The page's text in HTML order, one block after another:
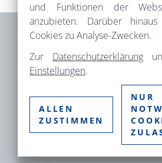
bis
alle Kategorien
Brandenburgische
Gesellschaft für
16816
und Funktionen der
anzubieten. Darüber
Cookies zu Analyse-Zwecken.
Zur Datenschutzerklärung
Einstellungen.
ALLEN
ZUSTIMMEN
NUR